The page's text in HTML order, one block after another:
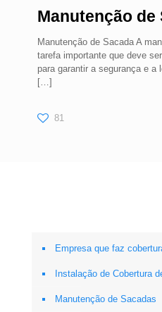
Manutenção de
Manutenção de Sacada A
tarefa importante que deve
para garantir a segurança e a
[…]
81
Empresa que faz
Instalação de Cobertura
Manutenção de Sacadas